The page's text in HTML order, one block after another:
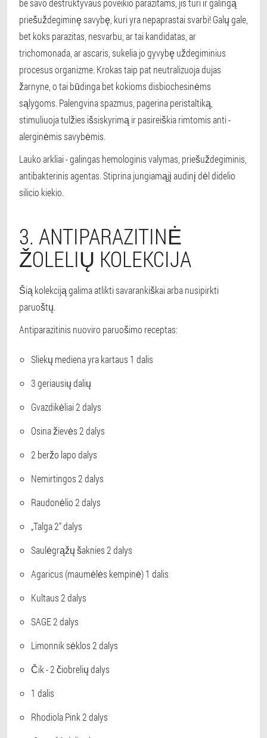
be savo destruktyvaus poveikio parazitams, jis turi ir galingą
priešuždegiminę savybę, kuri yra nepaprastai svarbi! Galų gale,
bet koks parazitas, nesvarbu, ar tai kandidatas, ar
trichomonada, ar ascaris, sukelia jo gyvybę uždegiminius
procesus organizme. Krokas taip pat neutralizuoja dujas
žarnyne, o tai būdinga bet kokioms disbiochesinėms
sąlygoms. Palengvina spazmus, pagerina peristaltiką,
stimuliuoja tulžies išsiskyrimą ir pasireiškia rimtomis anti -
alerginėmis savybėmis.
Lauko arkliai - galingas hemologinis valymas, priešuždegiminis,
antibakterinis agentas. Stiprina jungiamąjį audinį dėl didelio
silicio kiekio.
3. ANTIPARAZITINĖ
ŽOLELIŲ KOLEKCIJA
Šią kolekciją galima atlikti savarankiškai arba nusipirkti
paruoštų.
Antiparazitinis nuoviro paruošimo receptas:
Sliekų mediena yra kartaus 1 dalis
3 geriausių dalių
Gvazdikėliai 2 dalys
Osina žievės 2 dalys
2 beržo lapo dalys
Nemirtingos 2 dalys
Raudonėlio 2 dalys
„Talga 2“ dalys
Saulėgrąžų šaknies 2 dalys
Agaricus (maumėlės kempinė) 1 dalis
Kultaus 2 dalys
SAGE 2 dalys
Limonnik sėklos 2 dalys
Čik - 2 čiobrelių dalys
1 dalis
Rhodiola Pink 2 dalys